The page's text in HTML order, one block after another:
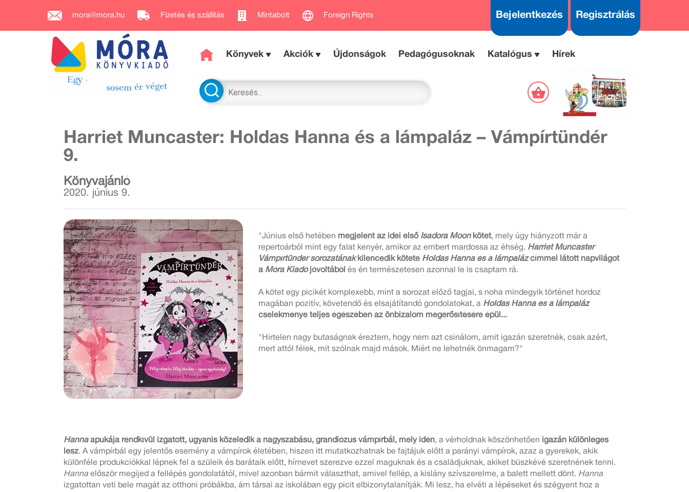
mora@mora.hu Fizetés és szállítás Mintabolt Foreign Rights Bejelentkezés Regisztrálás
Könyvek Akciók Újdonságok Pedagógusoknak Katalógus Hírek
Harriet Muncaster: Holdas Hanna és a lámpaláz – Vámpírtündér
9.
Könyvajánló
2020. június 9.
"Június első hetében megjelent az idei első Isadora Moonkötet, mely úgy hiányzott már a
repertoárból mint egy falat kenyér, amikor az embert mardossa az éhség. Harriet Muncaster
Vámpírtündér sorozatának kilencedik kötete Holdas Hanna és a lámpalázcímmel látott napvilágot
aMóra Kiadójóvoltából és én természetesen azonnal le is csaptam rá.
A kötet egy picikét komplexebb, mint a sorozat előző tagjai, s noha mindegyik történet hordoz
magában pozitív, követendő és elsajátítandó gondolatokat, a Holdas Hanna és a lámpaláz
cselekménye teljes egészében az önbizalom megerősítésére épül...
"Hirtelen nagy butaságnak éreztem, hogy nem azt csinálom, amit igazán szeretnék, csak azért,
mert attól félek, mit szólnak majd mások. Miért ne lehetnék önmagam?"
Hannaapukája rendkívül izgatott, ugyanis közeledik a nagyszabású, grandiózus vámpírbál, mely idén, a vérholdnak köszönhetően igazán különleges
lesz. A vámpírbál egy jelentős esemény a vámpírok életében, hiszen itt mutatkozhatnak be fajtájuk előtt a parányi vámpírok, azaz a gyerekek, akik
különféle produkciókkal lépnek fel a szüleik és barátaik előtt, hírnevet szerezve ezzel maguknak és a családjuknak, akiket büszkévé szeretnének tenni.
Hanna először megijed a fellépés gondolatától, mivel azonban bármit választhat, amivel fellép, a kislány szívszerelme, a balett mellett dönt. Hanna
izgatottan veti bele magát az otthoni próbákba, ám társai az iskolában egy picit elbizonytalanítják. Mi lesz, ha elvéti a lépéseket és szégyent hoz a